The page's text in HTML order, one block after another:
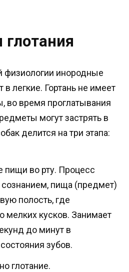
глотания
физиологии инородные
легкие. Гортань не имеет
во время проглатывания
могут застрять в
делится на три этапа:
во рту. Процесс
сознанием, пища (предмет)
полость, где
мелких кусков. Занимает
до минут в
зубов.
глотание.